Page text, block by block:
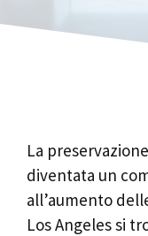
La
diventata un
all’aumento
Los Angeles si